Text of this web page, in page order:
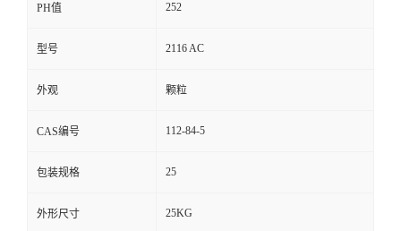
PH值 252
型号 2116 AC
外观 颗粒
CAS编号 112-84-5
包装规格 25
外形尺寸 25KG